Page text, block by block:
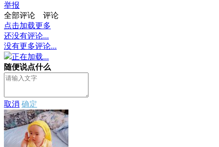
举报
全部评论
评论
点击加载更多
还没有评论...
没有更多评论...
正在加载...
随便说点什么
取消 确定